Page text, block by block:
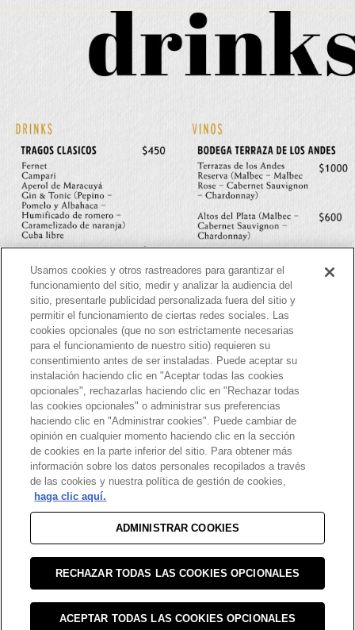
Usamos cookies y otros rastreadores para garantizar el
funcionamiento del sitio, medir y analizar la audiencia del
sitio, presentarle publicidad personalizada fuera del sitio y
permitir el funcionamiento de ciertas redes sociales. Las
cookies opcionales (que no son estrictamente necesarias
para el funcionamiento de nuestro sitio) requieren su
consentimiento antes de ser instaladas. Puede aceptar su
instalación haciendo clic en "Aceptar todas las cookies
opcionales", rechazarlas haciendo clic en "Rechazar todas
las cookies opcionales" o administrar sus preferencias
haciendo clic en "Administrar cookies". Puede cambiar de
opinión en cualquier momento haciendo clic en la sección
de cookies en la parte inferior del sitio. Para obtener más
información sobre los datos personales recopilados a través
de las cookies y nuestra política de gestión de cookies,
haga clic aquí.
ADMINISTRAR COOKIES
RECHAZAR TODAS LAS COOKIES OPCIONALES
ACEPTAR TODAS LAS COOKIES OPCIONALES